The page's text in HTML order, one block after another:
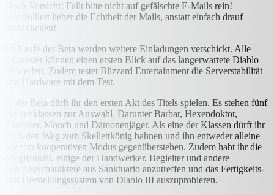
Doch Vorsicht! Fallt bitte nicht auf gefälschte E-Mails rein!
Kontrolliert lieber die Echtheit der Mails, anstatt einfach drauf
loszuklicken!
Im Laufe der Beta werden weitere Einladungen verschickt. Alle
Betatester können einen ersten Blick auf das langerwartete Diablo
III werfen. Zudem testet Blizzard Entertainment die Serverstabilität
und Hardware mit dem Test.
In der Beta dürft ihr den ersten Akt des Titels spielen. Es stehen fünf
Heldenklassen zur Auswahl. Darunter Barbar, Hexendoktor,
Zauberer, Mönch und Dämonenjäger. Als eine der Klassen dürft ihr
euch den Weg zum Skellettkönig bahnen und ihn entweder alleine
oder im kooperativen Modus gegenüberstehen. Zudem habt ihr die
Möglichkeit, einige der Handwerker, Begleiter und andere
Schlüsselcharaktere aus Sanktuario anzutreffen und das Fertigkeits-
und Herstellungssystem von Diablo III auszuprobieren.